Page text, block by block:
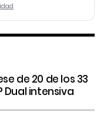
de 20 de los 33
Dual intensiva